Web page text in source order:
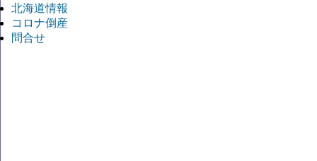
北海道情報
コロナ倒産
問合せ